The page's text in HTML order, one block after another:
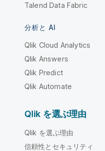
Talend Data Fabric
分析と AI
Qlik Cloud Analytics
Qlik Answers
Qlik Predict
Qlik Automate
Qlik を選ぶ理由
Qlik を選ぶ理由
信頼性とセキュリティ